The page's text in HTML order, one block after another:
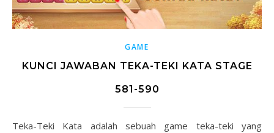
GAME
KUNCI JAWABAN TEKA-TEKI KATA STAGE
581-590
Teka-Teki Kata adalah sebuah game teka-teki yang